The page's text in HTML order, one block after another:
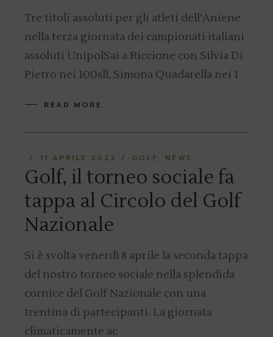
Tre titoli assoluti per gli atleti dell’Aniene
nella terza giornata dei campionati italiani
assoluti UnipolSai a Riccione con Silvia Di
Pietro nei 100sll, Simona Quadarella nei 1
READ MORE
11 APRILE 2022 GOLF NEWS
Golf, il torneo sociale fa
tappa al Circolo del Golf
Nazionale
Si è svolta venerdì 8 aprile la seconda tappa
del nostro torneo sociale nella splendida
cornice del Golf Nazionale con una
trentina di partecipanti. La giornata
climaticamente ac